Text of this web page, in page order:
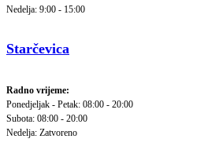
Nedelja: 9:00 - 15:00
Starčevica
Radno vrijeme:
Ponedjeljak - Petak: 08:00 - 20:00
Subota: 08:00 - 20:00
Nedelja: Zatvoreno